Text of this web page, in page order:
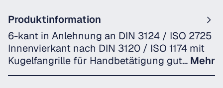
Produktinformation
6-kant in Anlehnung an DIN 3124 / ISO 2725
Innenvierkant nach DIN 3120 / ISO 1174 mit
Kugelfangrille für Handbetätigung gut… Mehr